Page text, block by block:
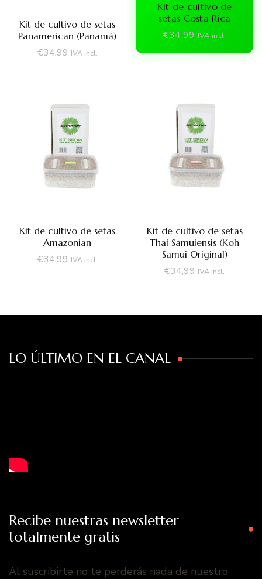
Kit de cultivo de setas
Panamerican (Panamá)
€34,99 IVA incl.
Kit de cultivo de
setas Costa Rica
€34,99 IVA incl.
Kit de cultivo de setas
Amazonian
€34,99 IVA incl.
Kit de cultivo de setas
Thai Samuiensis (Koh
Samui Original)
€34,99 IVA incl.
LO ÚLTIMO EN EL CANAL
Recibe nuestras newsletter
totalmente gratis
Al suscribirte no te perderás nada de nuestro